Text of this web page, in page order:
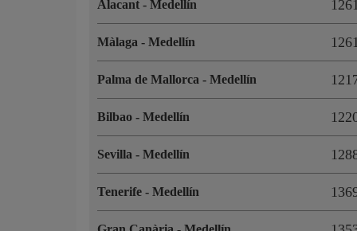
Alacant - Medellín
Màlaga - Medellín
Palma de Mallorca - Medellín
Bilbao - Medellín
Sevilla - Medellín
Tenerife - Medellín